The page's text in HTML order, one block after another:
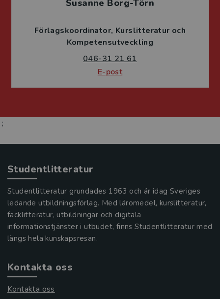
Susanne Borg-Törn
Förlagskoordinator Kurslitteratur och
Kompetensutveckling
046-31 21 61
E-post
;
Studentlitteratur
Studentlitteratur grundades 1963 och är idag Sveriges
ledande utbildningsförlag. Med läromedel, kurslitteratur,
facklitteratur, utbildningar och digitala
informationstjänster i utbudet, finns Studentlitteratur med
längs hela kunskapsresan.
Kontakta oss
Kontakta oss